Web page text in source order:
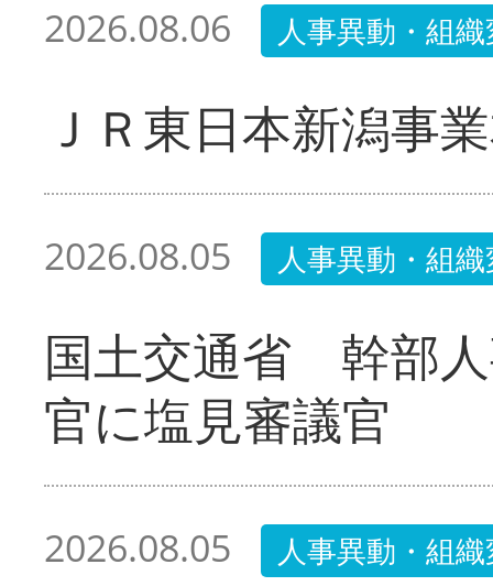
2026.08.06 人事異動・組
ＪＲ東日本新潟事
2026.08.05 人事異動・組
国土交通省 幹部
官に塩見審議官
2026.08.05 人事異動・組